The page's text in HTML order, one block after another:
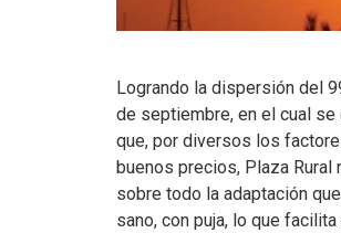
Logrando la dispersión del
de septiembre, en el cual
que, por diversos los
buenos precios, Plaza Rural
sobre todo la adaptación
sano, con puja, lo que